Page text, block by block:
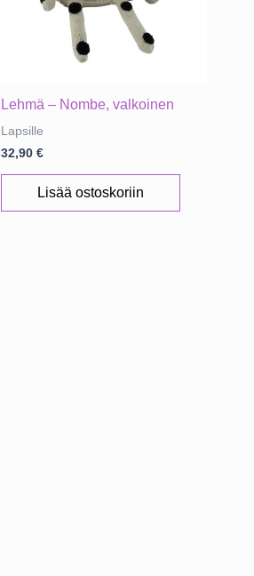
Lehmä – Nombe, valkoinen
Lapsille
32,90€
Lisää ostoskoriin